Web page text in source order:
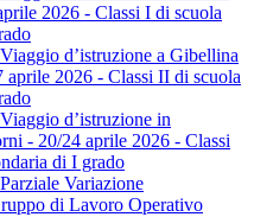
2026 - Classi I di scuola
d’istruzione a Gibellina
aprile 2026 - Classi II di scuola
d’istruzione in
- 20/24 aprile 2026 - Classi
di I grado
Variazione
di Lavoro Operativo